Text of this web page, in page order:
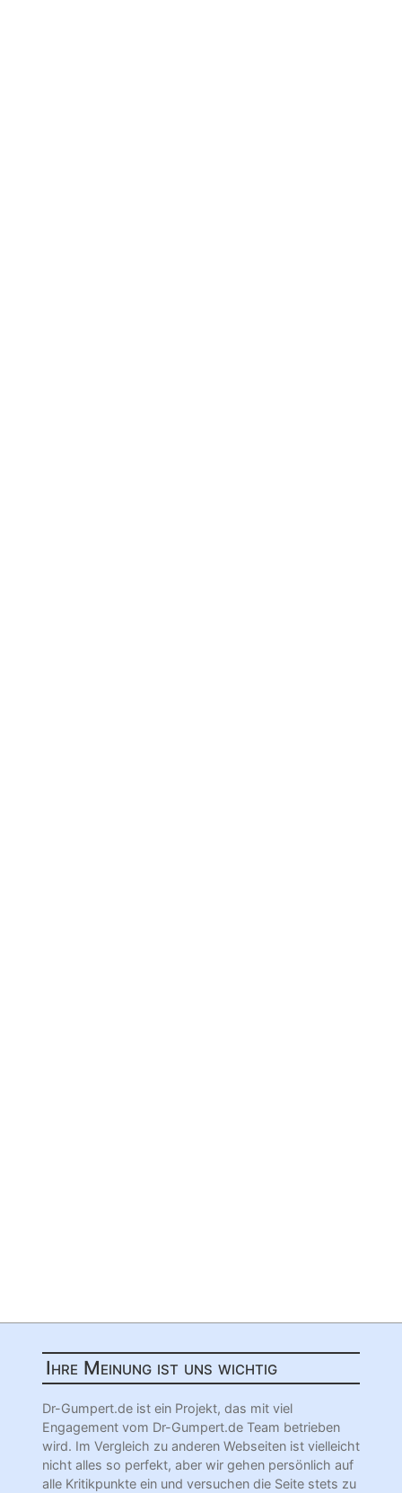
Ihre Meinung ist uns wichtig
Dr-Gumpert.de ist ein Projekt, das mit viel
Engagement vom Dr-Gumpert.de Team betrieben
wird. Im Vergleich zu anderen Webseiten ist vielleicht
nicht alles so perfekt, aber wir gehen persönlich auf
alle Kritikpunkte ein und versuchen die Seite stets zu